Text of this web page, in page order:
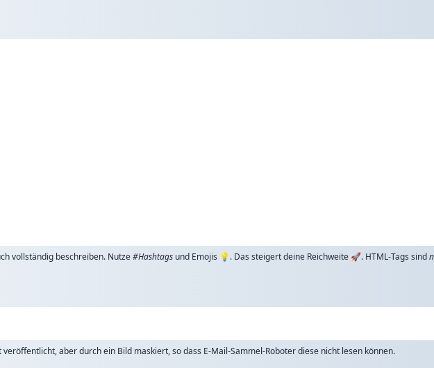
vollständig beschreiben. Nutze#Hashtags und Emojis 💡. Das steigert deine Reichweite 🚀. HTML-Tags sind
aber durch ein Bild maskiert, so dass E-Mail-Sammel-Roboter diese nicht lesen können.